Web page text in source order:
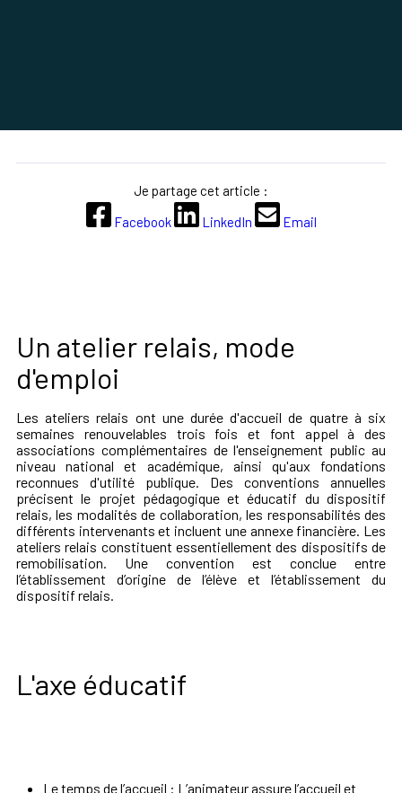
Un atelier relais, mode
d'emploi
Les ateliers relais ont une durée d'accueil de quatre à six
semaines renouvelables trois fois et font appel à des
associations complémentaires de l'enseignement public au
niveau national et académique, ainsi qu'aux fondations
reconnues d'utilité publique. Des conventions annuelles
précisent le projet pédagogique et éducatif du dispositif
relais, les modalités de collaboration, les responsabilités des
différents intervenants et incluent une annexe financière. Les
ateliers relais constituent essentiellement des dispositifs de
remobilisation. Une convention est conclue entre
l’établissement d’origine de l’élève et l’établissement du
dispositif relais.
L'axe éducatif
Le temps de l’accueil : L’animateur assure l’accueil et
Je partage cet article :
Facebook
LinkedIn Email